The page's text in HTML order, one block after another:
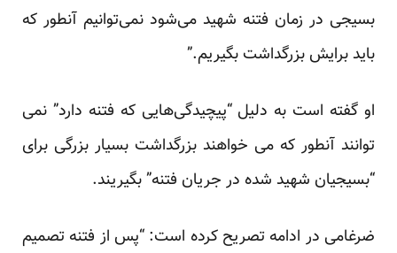
بسیجی در زمان فتنه شهید می‌شود نمی‌توانیم آن‎طور که
باید برایش بزرگداشت بگیریم.”
او گفته است به دلیل “پیچیدگی‌هایی که فتنه دارد” نمی
توانند آنطور که می خواهند بزرگداشت بسیار بزرگی برای
“بسیجیان شهید شده در جریان فتنه” بگیریند.
ضرغامی در ادامه تصریح کرده است: “پس از فتنه تصمیم